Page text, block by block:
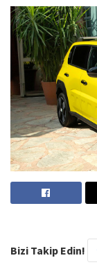
Bizi Takip Edin!